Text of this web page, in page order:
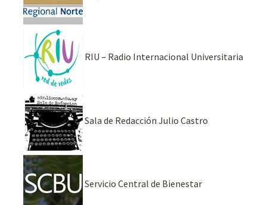
RIU – Radio Internacional Universitaria
Sala de Redacción Julio Castro
Servicio Central de Bienestar